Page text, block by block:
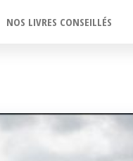
NOS LIVRES CONSEILLÉS